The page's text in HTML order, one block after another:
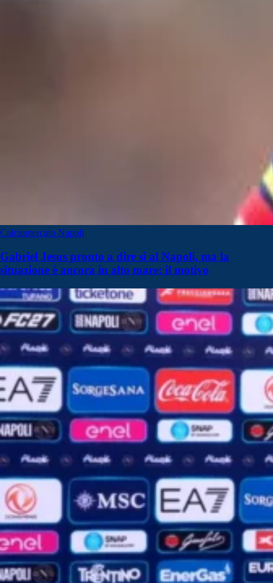
Calciomercato Napoli
Gabriel Jesus pronto a dire sì al Napoli, ma la
situazione è ancora in alto mare: il motivo